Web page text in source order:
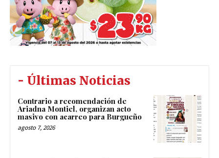
- Últimas Noticias
Contrario a recomendación de
Ariadna Montiel, organizan acto
masivo con acarreo para Burgueño
agosto 7, 2026